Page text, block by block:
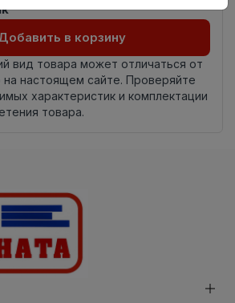
в корзину
вид товара может отличаться от
на настоящем сайте. Проверяйте
характеристик и комплектации
товара.